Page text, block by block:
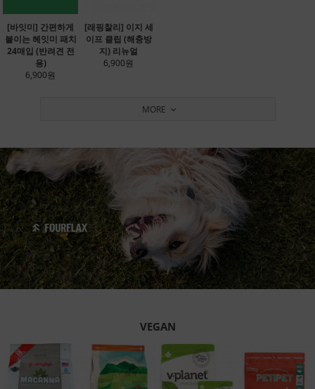
[바잇미] 간편하게
붙이는 헤잇미 패치
24매입 (반려견 전
용)
6,900원
[래핑찰리] 이지 세
이프 클립 (해충방
지) 리뉴얼
6,900원
MORE
VEGAN